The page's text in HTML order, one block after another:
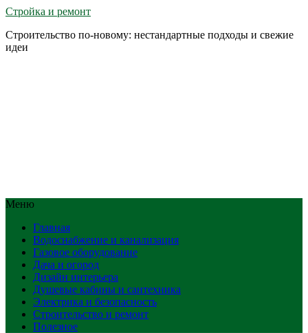
Стройка и ремонт
Строительство по-новому: нестандартные подходы и свежие
идеи
Меню
Главная
Водоснабжение и канализация
Газовое оборудование
Дача и огород
Дизайн интерьера
Душевые кабины и сантехника
Электрика и безопасность
Строительство и ремонт
Полезное